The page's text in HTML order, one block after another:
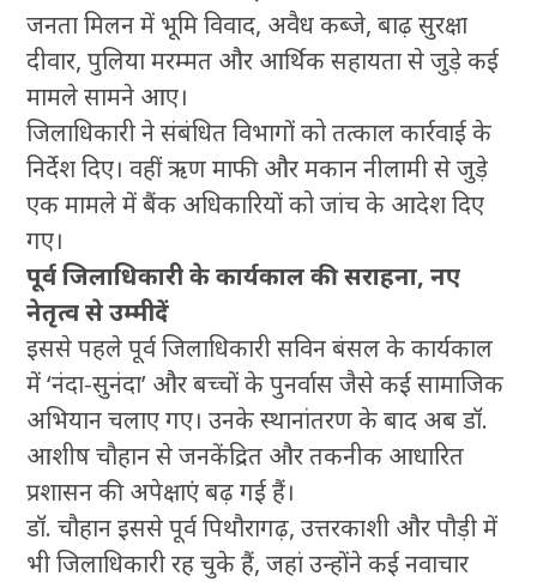
जनता मिलन में भूमि विवाद, अवैध कब्जे, बाढ़ सुरक्षा
दीवार, पुलिया मरम्मत और आर्थिक सहायता से जुड़े कई
मामले सामने आए।
जिलाधिकारी ने संबंधित विभागों को तत्काल कार्रवाई के
निर्देश दिए। वहीं ऋण माफी और मकान नीलामी से जुड़े
एक मामले में बैंक अधिकारियों को जांच के आदेश दिए
गए।
पूर्व जिलाधिकारी के कार्यकाल की सराहना, नए
नेतृत्व से उम्मीदें
इससे पहले पूर्व जिलाधिकारी सविन बंसल के कार्यकाल
में ‘नंदा-सुनंदा’ और बच्चों के पुनर्वास जैसे कई सामाजिक
अभियान चलाए गए। उनके स्थानांतरण के बाद अब डॉ.
आशीष चौहान से जनकेंद्रित और तकनीक आधारित
प्रशासन की अपेक्षाएं बढ़ गई हैं।
डॉ. चौहान इससे पूर्व पिथौरागढ़, उत्तरकाशी और पौड़ी में
भी जिलाधिकारी रह चुके हैं, जहां उन्होंने कई नवाचार